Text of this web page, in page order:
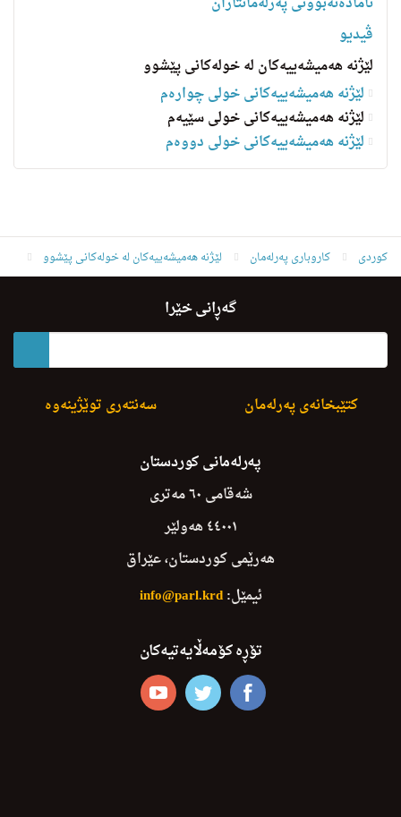
ڤیدیو
لێژنە هەمیشەییەکان لە خولەکانی پێشوو
لێژنه‌ هه‌میشه‌ییه‌کانی خولى چواره‌م
لێژنه‌ هه‌میشه‌ییه‌کانی خولى سێيه‌م
لێژنه‌ هه‌میشه‌ییه‌کانی خولی دووەم
کوردی کاروباری پەرلەمان لێژنە هەمیشەییەکان لە خولەکانی پێشوو
لێژنه‌ هه‌میشه‌ییه‌کانی خولى سێيه‌م لێژنه‌ى مافى مرۆڤگەڕانی خێرا
سەنتەری توێژینەوە کتێبخانەی پەرلەمان
پەرلەمانی کوردستان
شەقامی ٦٠ مەتری
٤٤٠٠١ هەولێر
هەرێمی کوردستان، عێراق
ئیمێل:info@parl.krd
تۆڕە کۆمەڵایەتیەکان